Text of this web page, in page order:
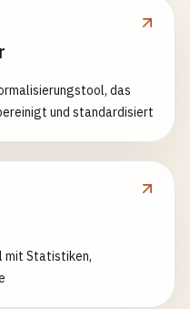
das
und standardisiert
mit Statistiken,